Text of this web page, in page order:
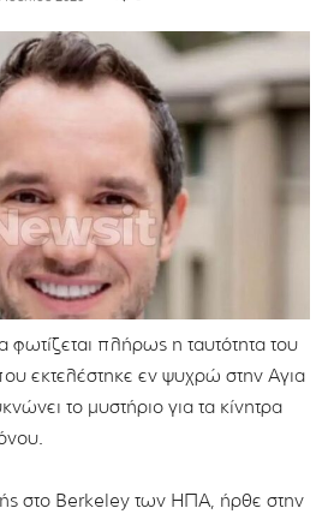
φωτίζεται πλήρως η ταυτότητα του
εκτελέστηκε εν ψυχρώ στην Αγια
το μυστήριο για τα κίνητρα
στο Berkeley των ΗΠΑ, ήρθε στην